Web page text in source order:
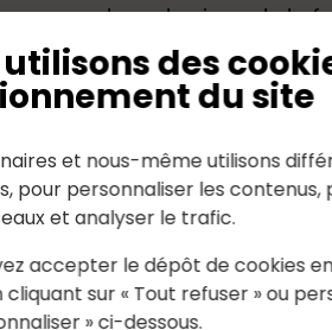
des
du site
et nous-même utilisons
pour personnaliser les
et analyser le trafic.
accepter le dépôt de cookies
sur « Tout refuser » ou
» ci-dessous.
rencontrer, de vivre et de
monde de demain.